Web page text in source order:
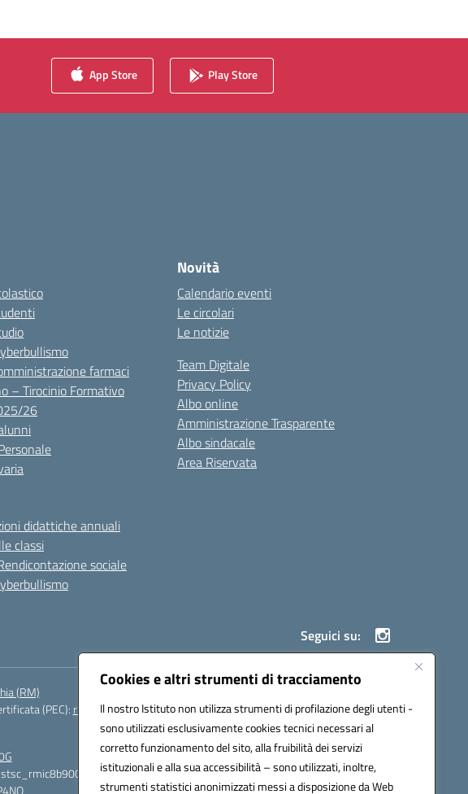
Cookies e altri strumenti di tracciamento
Il nostro Istituto non utilizza strumenti di profilazione degli utenti -
sono utilizzati esclusivamente cookies tecnici necessari al
corretto funzionamento del sito, alla fruibilità dei servizi
istituzionali e alla sua accessibilità – sono utilizzati, inoltre,
strumenti statistici anonimizzati messi a disposizione da Web
App Store Play Store
farmaci
– Tirocinio Formativo
26
didattiche annuali
classi
sociale
Novità
Calendario eventi
Le circolari
Le notizie
Team Digitale
Privacy Policy
Albo online
Amministrazione Trasparente
Albo sindacale
Area Riservata
Seguici su:
(RM)
(PEC): rmic8b900g@pec.istruzione.it